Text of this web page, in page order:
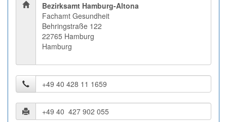
Bezirksamt Hamburg-Altona
Fachamt Gesundheit
Behringstraße 122
22765 Hamburg
Hamburg